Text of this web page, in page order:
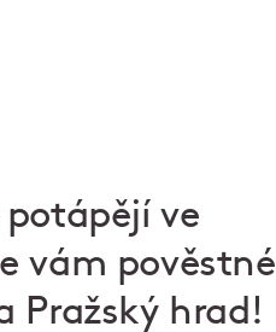
ve
vám pověstné
Pražský hrad!